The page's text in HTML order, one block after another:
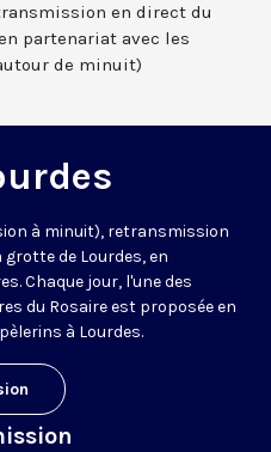
en direct du
partenariat avec les
de minuit)
à minuit), retransmission
de Lourdes, en
Chaque jour, l'une des
du Rosaire est proposée en
à Lourdes.